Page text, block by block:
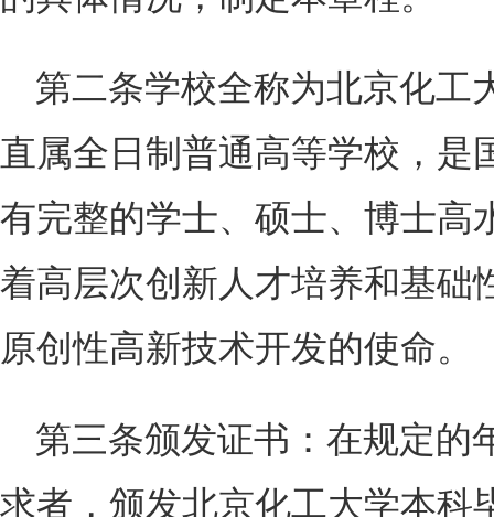
第二条学校全称为北京化工
直属全日制普通高等学校，是
有完整的学士、硕士、博士高
着高层次创新人才培养和基础
原创性高新技术开发的使命。
第三条颁发证书：在规定的
求者，颁发北京化工大学本科